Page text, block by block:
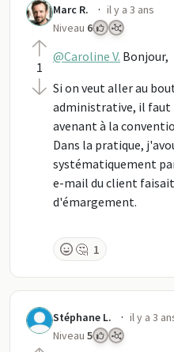
1
Marc R. · il y a 3 ans
Niveau 6
@Caroline V. Bonjour,
Si on veut aller au
administrative, il
avenant à la
Dans la pratique,
systématiquement
e-mail du client
d'émargement.
🤔 1
Stéphane L. · il y a 3
Niveau 5